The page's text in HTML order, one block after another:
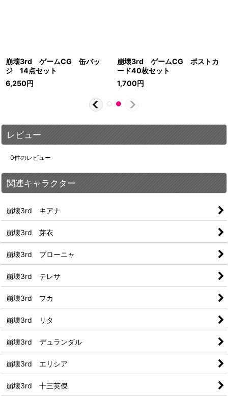
崩壊3rd ゲームCG 缶バッ
ジ 14点セット
6,250円
崩壊3rd ゲームCG ポストカ
ード40枚セット
1,700円
レビュー
0件のレビュー
関連キャラクター
崩壊3rd キアナ
崩壊3rd 芽衣
崩壊3rd ブローニャ
崩壊3rd テレサ
崩壊3rd フカ
崩壊3rd リタ
崩壊3rd デュランダル
崩壊3rd エリシア
崩壊3rd 十三英傑